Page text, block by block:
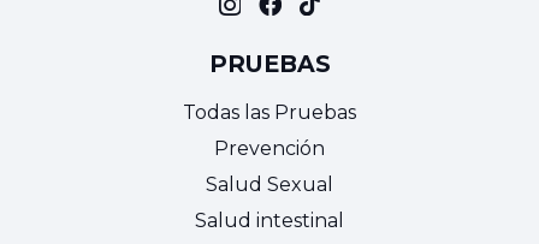
PRUEBAS
Todas las Pruebas
Prevención
Salud Sexual
Salud intestinal